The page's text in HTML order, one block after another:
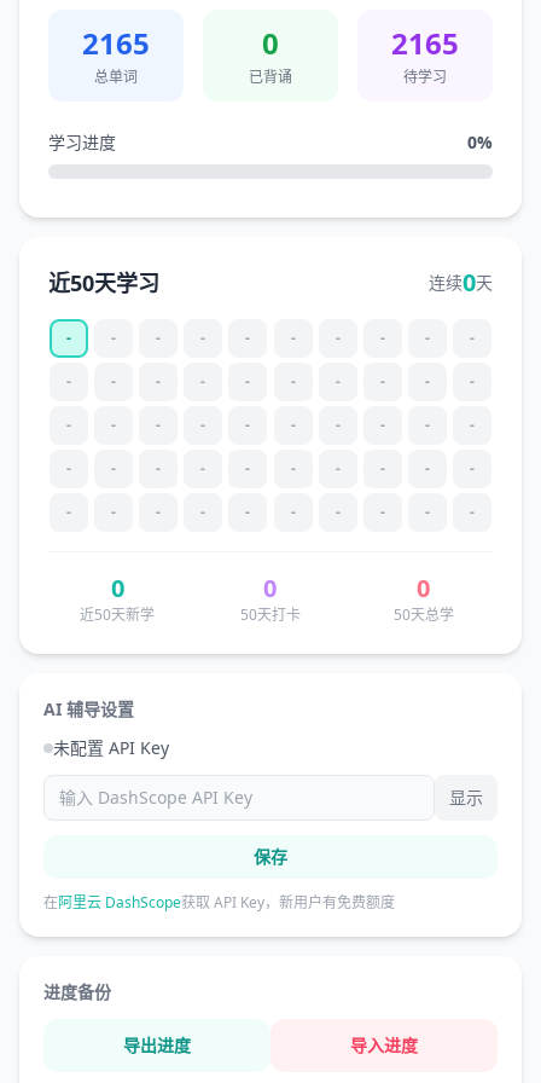
2165
总单词
0
已背诵
2165
待学习
学习进度 0%
近50天学习 连续0天
- - - - - - - - - -
- - - - - - - - - -
- - - - - - - - - -
- - - - - - - - - -
- - - - - - - - - -
0
近50天新学
0
50天打卡
0
50天总学
AI 辅导设置
未配置 API Key
显示
保存
在阿里云 DashScope获取 API Key，新用户有免费额度
进度备份
导出进度 导入进度